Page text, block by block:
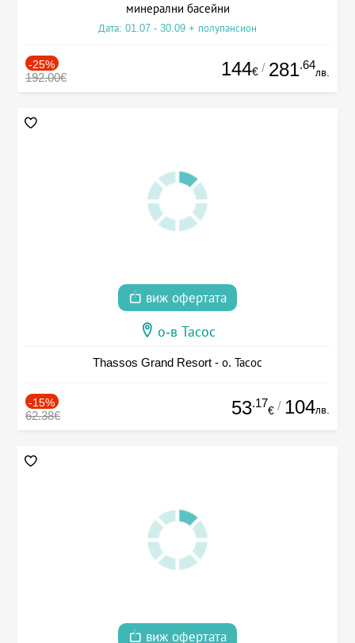
минерални басейни
Дата: 01.07 - 30.09 + полупансион
-25%
192.00€ 144€ / 281.64
лв.
виж офертата
о-в Тасос
Thassos Grand Resort - о. Тасос
-15%
62.38€ 53.17
€ / 104лв.
виж офертата